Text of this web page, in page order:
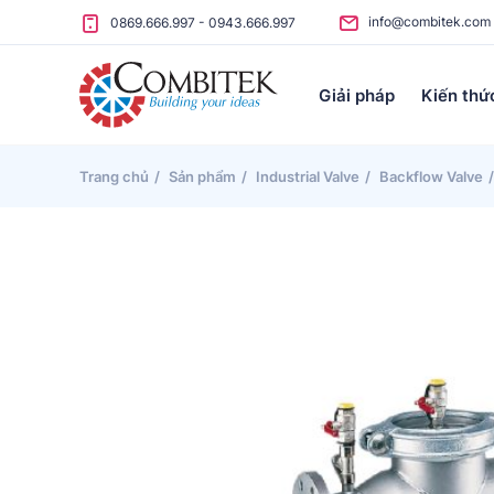
Skip to content
0869.666.997 - 0943.666.997 info@combitek.com
Giải pháp Kiến
Trang chủ Sản phẩm Industrial Valve Backflow Valve